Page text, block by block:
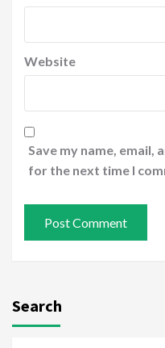
Website
Save my name, email,
for the next time I
Search